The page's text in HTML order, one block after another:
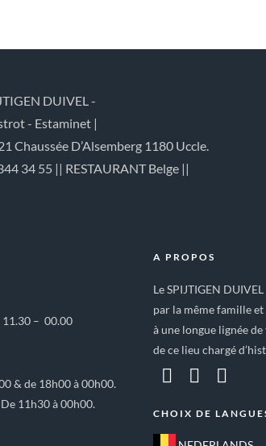
DUIVEL -
- Estaminet |
Chaussée D’Alsemberg 1180 Uccle.
34 55 || RESTAURANT Belge ||
– 00.00
& de 18h00 à 00h00.
11h30 à 00h00.
A PROPOS
Le SPIJTIGEN
par la même famille et
à une longue lignée
de ce lieu chargé
CHOIX DE